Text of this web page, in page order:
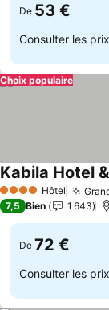
De 53 €
Consulter les
Choix populaire
4 Étoiles Hôtel
Kabila Hotel
7,5 Bien 1 643
De 72 €
Consulter les